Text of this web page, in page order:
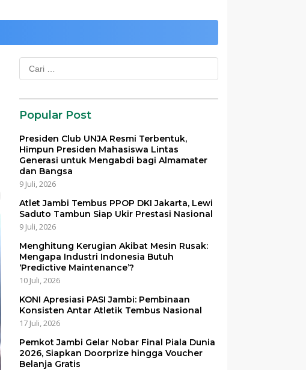
Cari
untuk:
Popular Post
Presiden Club UNJA Resmi Terbentuk,
Himpun Presiden Mahasiswa Lintas
Generasi untuk Mengabdi bagi Almamater
dan Bangsa
9 Juli, 2026
Atlet Jambi Tembus PPOP DKI Jakarta, Lewi
Saduto Tambun Siap Ukir Prestasi Nasional
9 Juli, 2026
Menghitung Kerugian Akibat Mesin Rusak:
Mengapa Industri Indonesia Butuh
‘Predictive Maintenance’?
10 Juli, 2026
KONI Apresiasi PASI Jambi: Pembinaan
Konsisten Antar Atletik Tembus Nasional
17 Juli, 2026
Pemkot Jambi Gelar Nobar Final Piala Dunia
2026, Siapkan Doorprize hingga Voucher
Belanja Gratis